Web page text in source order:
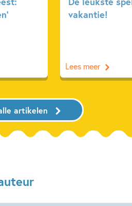
vakantie!
Lees meer
artikelen